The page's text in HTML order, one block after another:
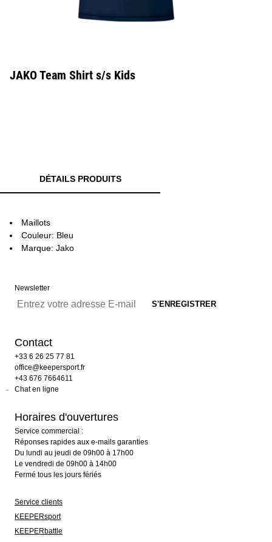
JAKO Team Shirt s/s Kids
DÉTAILS PRODUITS
Maillots
Couleur: Bleu
Marque: Jako
Newsletter
Contact
+33 6 26 25 77 81
office@keepersport.fr
+43 676 7664611
Chat en ligne
Horaires d'ouvertures
Service commercial :
Réponses rapides aux e-mails garanties
Du lundi au jeudi de 09h00 à 17h00
Le vendredi de 09h00 à 14h00
Fermé tous les jours fériés
Service clients
KEEPERsport
KEEPERbattle